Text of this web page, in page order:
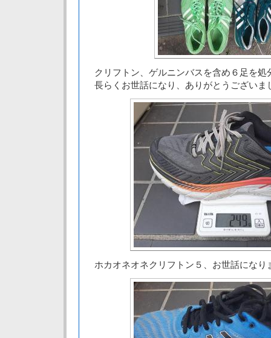
クリフトン、ゲルニンバスを含め６足を処
長らくお世話になり、ありがとうございま
ホカオネオネクリフトン５、お世話になり